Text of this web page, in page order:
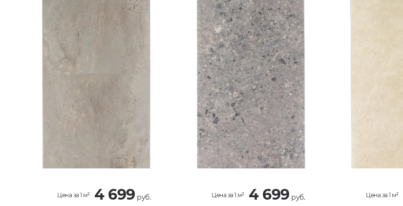
Цена за 1 м² 4 699 руб. Цена за 1 м² 4 699 руб. Цена за 1 м²